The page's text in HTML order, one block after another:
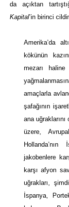
da açıktan
Kapital’in birinci
Amerika’da
kökünün
mezarı
amaçlarla
şafağının
ana
üzere,
Hollanda’nın
jakobenlere
karşı afyon
uğrakları,
İspanya,